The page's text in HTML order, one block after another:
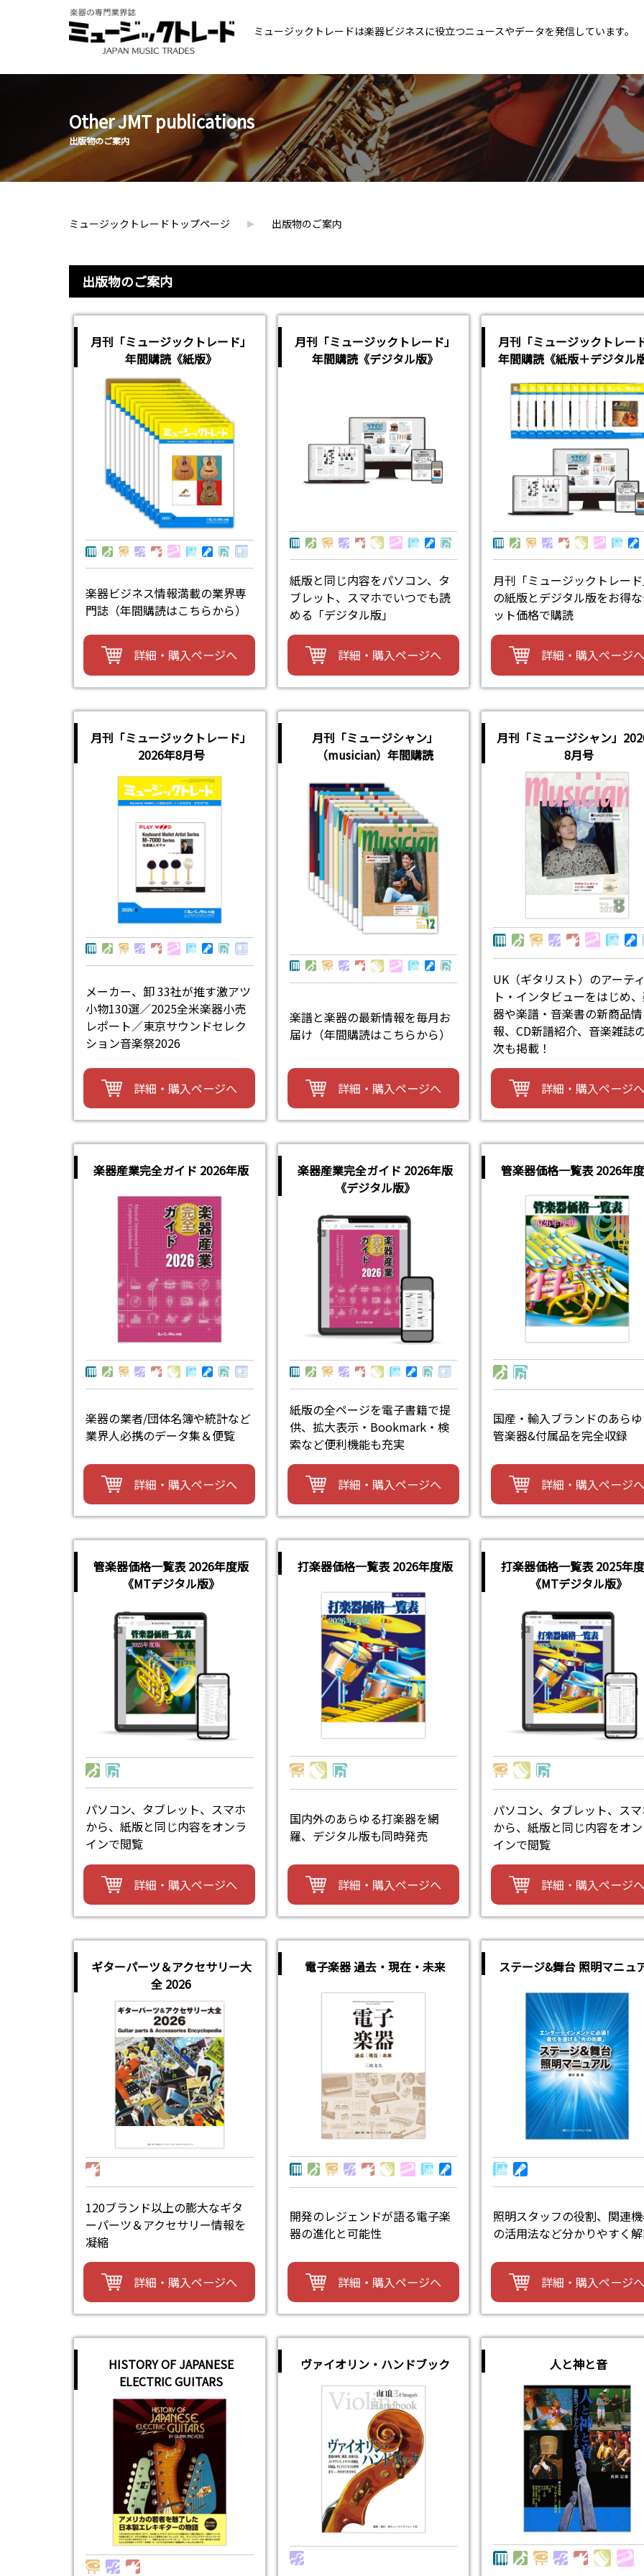
ミュージックトレードは楽器ビジネスに役立つニュースやデータを発信しています。
Other JMT publications
出版物のご案内
ミュージックトレードトップページ 出版物のご案内
出版物のご案内
月刊「ミュージックトレード」
年間購読《紙版》
楽器ビジネス情報満載の業界専
門誌（年間購読はこちらから）
詳細・購入ページへ
月刊「ミュージックトレード」
年間購読《デジタル版》
紙版と同じ内容をパソコン、タ
ブレット、スマホでいつでも読
める「デジタル版」
詳細・購入ページへ
月刊「ミュージックトレー
年間購読《紙版＋デジタル
月刊「ミュージックトレー
の紙版とデジタル版をお得
ット価格で購読
詳細・購入ページ
月刊「ミュージックトレード」
2026年8月号
メーカー、卸 33社が推す激アツ
小物130選／2025全米楽器小売
レポート／東京サウンドセレク
ション音楽祭2026
詳細・購入ページへ
月刊「ミュージシャン」
（musician）年間購読
楽譜と楽器の最新情報を毎月お
届け（年間購読はこちらから）
詳細・購入ページへ
月刊「ミュージシャン」
8月号
UK（ギタリスト）のアーテ
ト・インタビューをはじめ
器や楽譜・音楽書の新商品情
報、CD新譜紹介、音楽雑誌
次も掲載！
詳細・購入ページ
楽器産業完全ガイド 2026年版
楽器の業者/団体名簿や統計など
業界人必携のデータ集＆便覧
詳細・購入ページへ
楽器産業完全ガイド 2026年版
《デジタル版》
紙版の全ページを電子書籍で提
供、拡大表示・Bookmark・検
索など便利機能も充実
詳細・購入ページへ
管楽器価格一覧表 2026年
国産・輸入ブランドのあら
管楽器&付属品を完全収録
詳細・購入ページ
管楽器価格一覧表 2026年度版
《MTデジタル版》
パソコン、タブレット、スマホ
から、紙版と同じ内容をオンラ
インで閲覧
詳細・購入ページへ
打楽器価格一覧表 2026年度版
国内外のあらゆる打楽器を網
羅、デジタル版も同時発売
詳細・購入ページへ
打楽器価格一覧表 2025年
《MTデジタル版》
パソコン、タブレット、ス
から、紙版と同じ内容をオ
インで閲覧
詳細・購入ページ
ギターパーツ＆アクセサリー大
全 2026
120ブランド以上の膨大なギタ
ーパーツ＆アクセサリー情報を
凝縮
詳細・購入ページへ
電子楽器 過去・現在・未来
開発のレジェンドが語る電子楽
器の進化と可能性
詳細・購入ページへ
ステージ&舞台 照明マニュ
照明スタッフの役割、関連
の活用法など分かりやすく
詳細・購入ページ
HISTORY OF JAPANESE
ELECTRIC GUITARS
ヴァイオリン・ハンドブック 人と神と音